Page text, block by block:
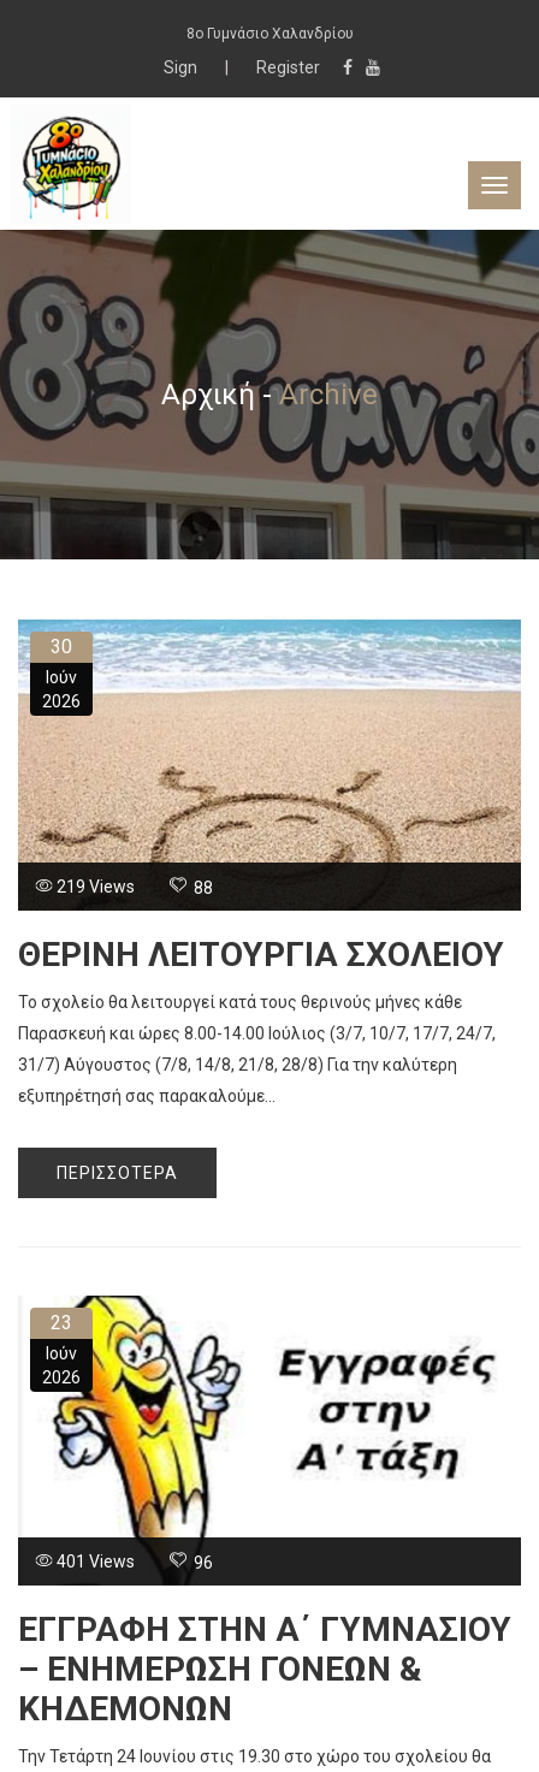
8ο Γυμνάσιο Χαλανδρίου
Sign Register
Αρχική-Archive
30
Ιούν
2026
219 Views 88
ΘΕΡΙΝΉ ΛΕΙΤΟΥΡΓΊΑ ΣΧΟΛΕΊΟΥ
Το σχολείο θα λειτουργεί κατά τους θερινούς μήνες κάθε
Παρασκευή και ώρες 8.00-14.00 Ιούλιος (3/7, 10/7, 17/7, 24/7,
31/7) Αύγουστος (7/8, 14/8, 21/8, 28/8) Για την καλύτερη
εξυπηρέτησή σας παρακαλούμε...
ΠΕΡΙΣΣΌΤΕΡΑ
23
Ιούν
2026
401 Views 96
ΕΓΓΡΑΦΗ ΣΤΗΝ Α΄ ΓΥΜΝΑΣΙΟΥ
– ΕΝΗΜΕΡΩΣΗ ΓΟΝΕΩΝ &
ΚΗΔΕΜΟΝΩΝ
Την Τετάρτη 24 Ιουνίου στις 19.30 στο χώρο του σχολείου θα